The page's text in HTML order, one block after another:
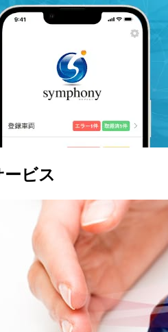
ービス